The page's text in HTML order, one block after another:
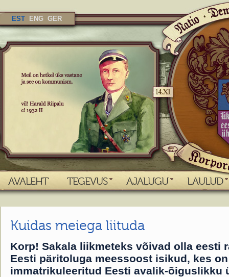
EST ENG GER
AVALEHT TEGEVUS AJALUGU LAULUD
Kuidas meiega liituda
Korp! Sakala liikmeteks võivad olla eesti
Eesti päritoluga meessoost isikud, kes
immatrikuleeritud Eesti avalik-õiguslikku